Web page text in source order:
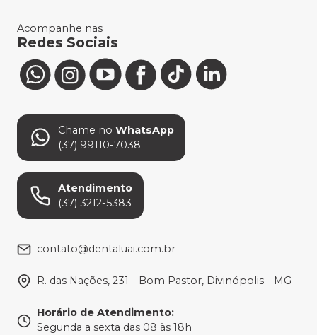
Acompanhe nas
Redes Sociais
Chame no WhatsApp
(37) 99110-7038
Atendimento
(37) 3212-5383
contato@dentaluai.com.br
R. das Nações, 231 - Bom Pastor, Divinópolis - MG
Horário de Atendimento:
Segunda a sexta das 08 às 18h